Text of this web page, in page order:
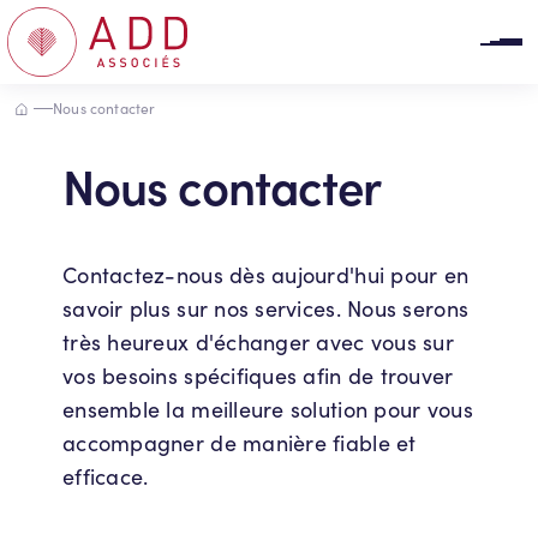
Nous contacter
Contactez-nous dès aujourd'hui pour en
savoir plus sur nos services. Nous serons
très heureux d'échanger avec vous sur
vos besoins spécifiques afin de trouver
ensemble la meilleure solution pour vous
accompagner de manière fiable et
efficace.
AccueilNous contacter
Panneau de gestion des cookies